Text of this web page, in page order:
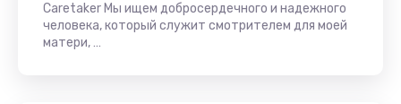
Caretaker Мы ищем добросердечного и надежного
человека, который служит смотрителем для моей
матери, …